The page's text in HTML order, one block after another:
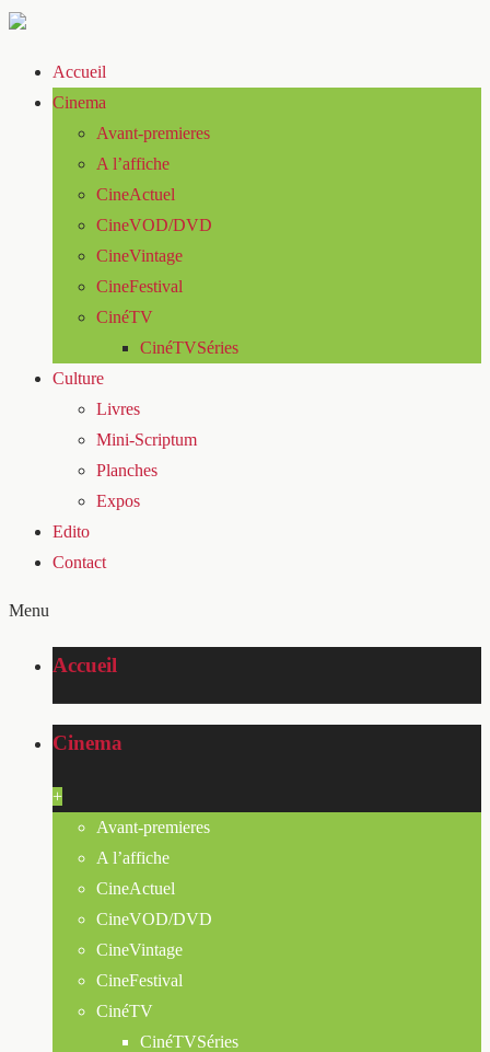
Accueil
Cinema
Avant-premieres
A l’affiche
CineActuel
CineVOD/DVD
CineVintage
CineFestival
CinéTV
CinéTVSéries
Culture
Livres
Mini-Scriptum
Planches
Expos
Edito
Contact
Menu
Accueil
Cinema
+
Avant-premieres
A l’affiche
CineActuel
CineVOD/DVD
CineVintage
CineFestival
CinéTV
CinéTVSéries